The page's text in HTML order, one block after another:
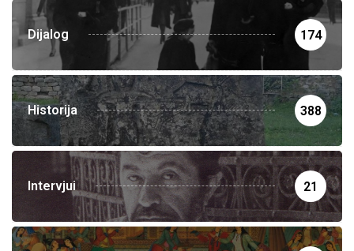
Dijalog 174
Historija 388
Intervjui 21